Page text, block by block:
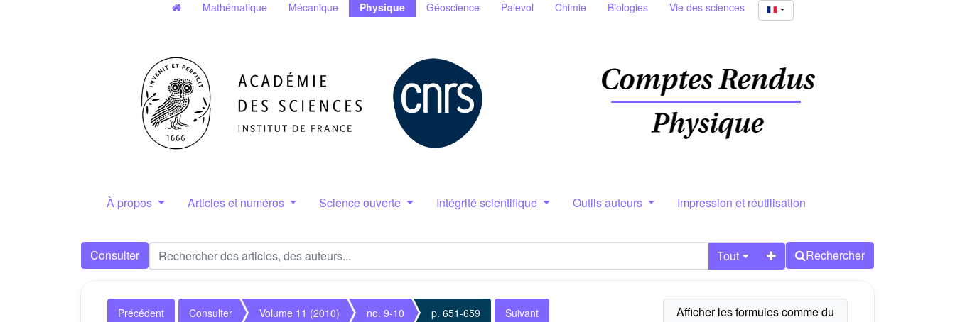
Mathématique Mécanique Physique Géoscience Palevol Chimie Biologies Vie des sciences
À propos Articles et numéros Science ouverte Intégrité scientifique Outils auteurs Impression et réutilisation
Consulter Tout Rechercher
Précédent Consulter Volume 11 (2010) no. 9-10 p. 651-659 Suivant